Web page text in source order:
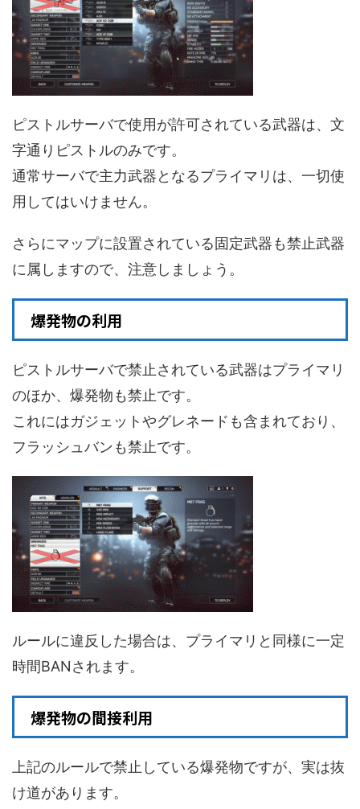
ピストルサーバで使用が許可されている武器は、文
字通りピストルのみです。
通常サーバで主力武器となるプライマリは、一切使
用してはいけません。
さらにマップに設置されている固定武器も禁止武器
に属しますので、注意しましょう。
爆発物の利用
ピストルサーバで禁止されている武器はプライマリ
のほか、爆発物も禁止です。
これにはガジェットやグレネードも含まれており、
フラッシュバンも禁止です。
ルールに違反した場合は、プライマリと同様に一定
時間BANされます。
爆発物の間接利用
上記のルールで禁止している爆発物ですが、実は抜
け道があります。